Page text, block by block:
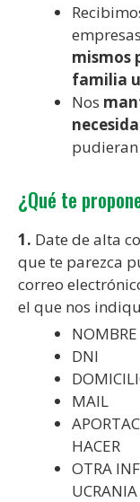
mismos
familia
Nos
pudieran
¿Qué te
1. Date de alta
que te parezca
correo
el que nos
NOMBRE
DNI
MAIL
HACER
OTRA
UCRANIA